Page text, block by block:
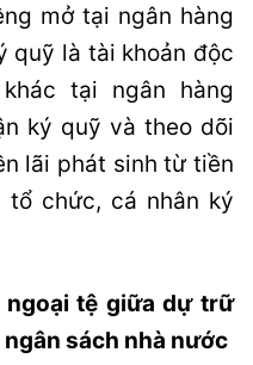
mở tại ngân hàng
quỹ là tài khoản độc
tại ngân hàng
ký quỹ và theo dõi
lãi phát sinh từ tiền
chức, cá nhân ký
ngoại tệ giữa dự trữ
sách nhà nước